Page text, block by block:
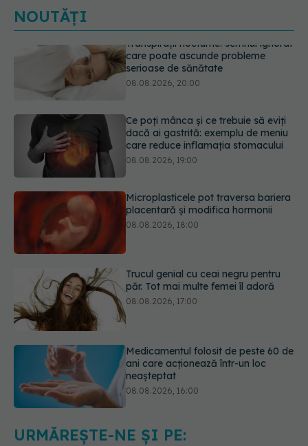
NOUTĂȚI
Ce poți mânca și ce trebuie să eviți
dacă ai gastrită: exemplu de meniu
care reduce inflamația stomacului
Microplasticele pot traversa bariera
placentară și modifica hormonii
Trucul genial cu ceai negru pentru
păr. Tot mai multe femei îl adoră
Medicamentul folosit de peste 60 de
ani care acționează într-un loc
Transpirații nocturne: semnul ignorat
care poate ascunde probleme
serioase de sănătate
URMĂREȘTE-NE ȘI PE: